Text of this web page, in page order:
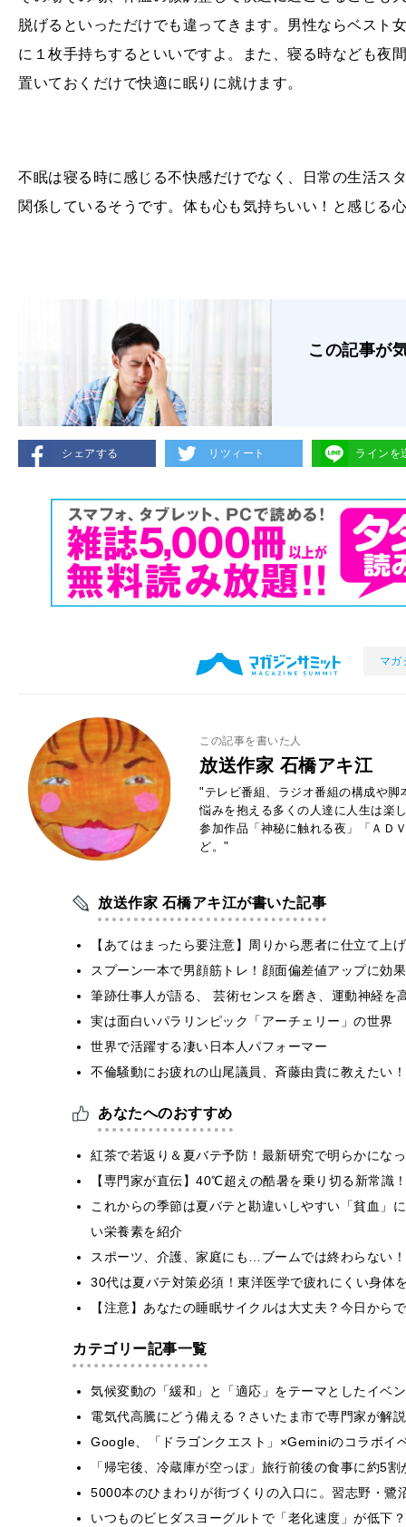
脱げるといっただけでも違ってきます。男性ならベスト
に１枚手持ちするといいですよ。また、寝る時なども夜
置いておくだけで快適に眠りに就けます。
不眠は寝る時に感じる不快感だけでなく、日常の生活ス
関係しているそうです。体も心も気持ちいい！と感じる
この記事が
シェアする リツィート ラインを
マガ
この記事を書いた人
放送作家 石橋アキ江
"テレビ番組、ラジオ番組の構成や
悩みを抱える多くの人達に人生は楽
参加作品「神秘に触れる夜」「ＡＤ
ど。"
放送作家 石橋アキ江が書いた記事
【あてはまったら要注意】周りから悪者に仕立て上
スプーン一本で男顔筋トレ！顔面偏差値アップに効
筆跡仕事人が語る、 芸術センスを磨き、運動神経を
実は面白いパラリンピック「アーチェリー」の世界
世界で活躍する凄い日本人パフォーマー
不倫騒動にお疲れの山尾議員、斉藤由貴に教えたい
あなたへのおすすめ
紅茶で若返り＆夏バテ予防！最新研究で明らかにな
【専門家が直伝】40℃超えの酷暑を乗り切る新常識
これからの季節は夏バテと勘違いしやすい「貧血」
い栄養素を紹介
スポーツ、介護、家庭にも…ブームでは終わらない
30代は夏バテ対策必須！東洋医学で疲れにくい身体
【注意】あなたの睡眠サイクルは大丈夫？今日から
カテゴリー記事一覧
気候変動の「緩和」と「適応」をテーマとしたイベ
電気代高騰にどう備える？さいたま市で専門家が解
Google、「ドラゴンクエスト」×Geminiのコラボイ
「帰宅後、冷蔵庫が空っぽ」旅行前後の食事に約5
5000本のひまわりが街づくりの入口に。習志野・
いつものビヒダスヨーグルトで「老化速度」が低